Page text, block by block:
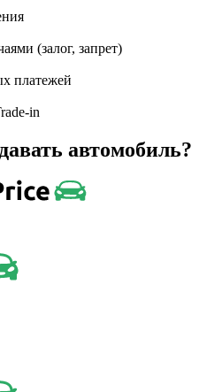
(залог, запрет)
платежей
автомобиль?